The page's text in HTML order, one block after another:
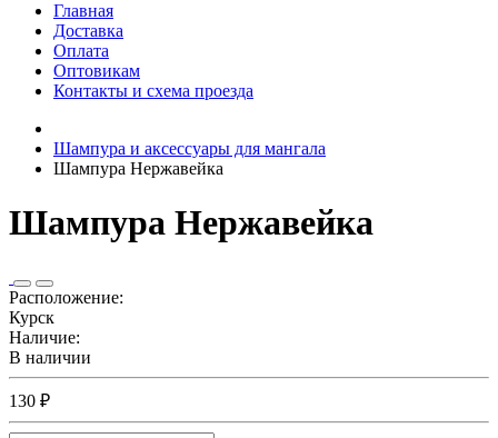
Главная
Доставка
Оплата
Оптовикам
Контакты и схема проезда
Шампура и аксессуары для мангала
Шампура Нержавейка
Шампура Нержавейка
Расположение:
Курск
Наличие:
В наличии
130 ₽